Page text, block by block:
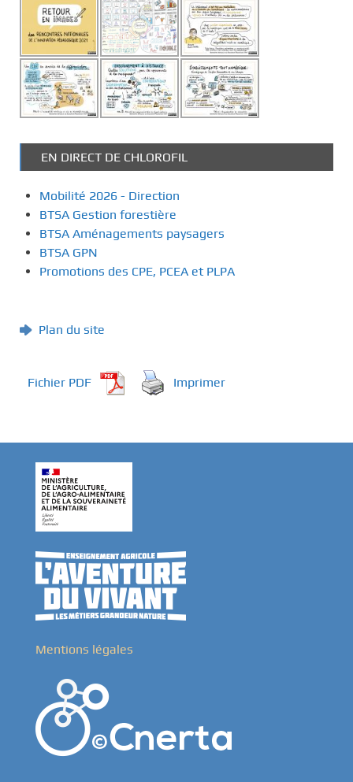
EN DIRECT DE CHLOROFIL
Mobilité 2026 - Direction
BTSA Gestion forestière
BTSA Aménagements paysagers
BTSA GPN
Promotions des CPE, PCEA et PLPA
Plan du site
Fichier PDF Imprimer
Mentions légales